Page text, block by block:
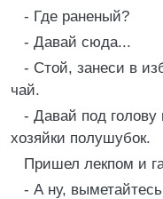
- Где раненый?
- Давай сюда...
- Стой, занеси в
чай.
- Давай под
хозяйки полушубок.
Пришел лекпом и
- А ну,